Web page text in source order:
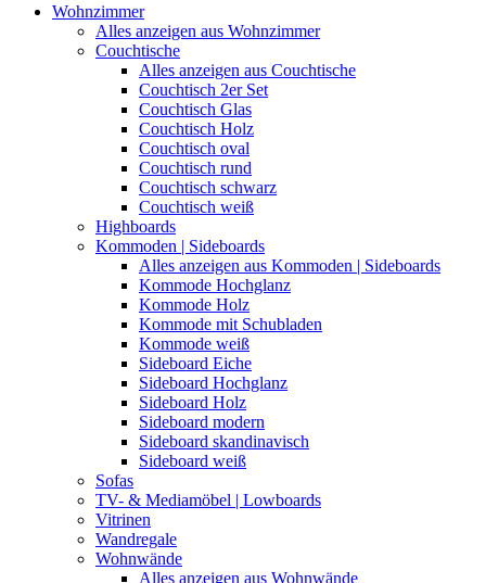
Wohnzimmer
Alles anzeigen aus Wohnzimmer
Couchtische
Alles anzeigen aus Couchtische
Couchtisch 2er Set
Couchtisch Glas
Couchtisch Holz
Couchtisch oval
Couchtisch rund
Couchtisch schwarz
Couchtisch weiß
Highboards
Kommoden | Sideboards
Alles anzeigen aus Kommoden | Sideboards
Kommode Hochglanz
Kommode Holz
Kommode mit Schubladen
Kommode weiß
Sideboard Eiche
Sideboard Hochglanz
Sideboard Holz
Sideboard modern
Sideboard skandinavisch
Sideboard weiß
Sofas
TV- & Mediamöbel | Lowboards
Vitrinen
Wandregale
Wohnwände
Alles anzeigen aus Wohnwände